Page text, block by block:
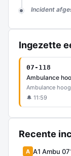
Incident
Ingezette
07-118
Ambulance
Ambulance
🔔 11:59
Recente
A A1 Ambu